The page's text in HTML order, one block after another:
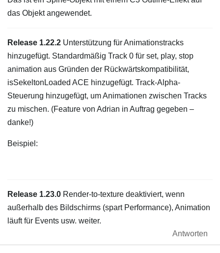
das Objekt angewendet.
Release 1.22.2 Unterstützung für Animationstracks
hinzugefügt. Standardmäßig Track 0 für set, play, stop
animation aus Gründen der Rückwärtskompatibilität,
isSekeltonLoaded ACE hinzugefügt. Track-Alpha-
Steuerung hinzugefügt, um Animationen zwischen Tracks
zu mischen. (Feature von Adrian in Auftrag gegeben –
danke!)
Beispiel:
Release 1.23.0 Render-to-texture deaktiviert, wenn
außerhalb des Bildschirms (spart Performance), Animation
läuft für Events usw. weiter.
Antworten